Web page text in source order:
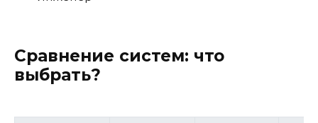
Сравнение систем: что
выбрать?